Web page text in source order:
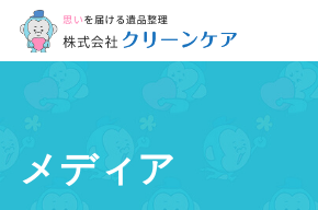
メディア